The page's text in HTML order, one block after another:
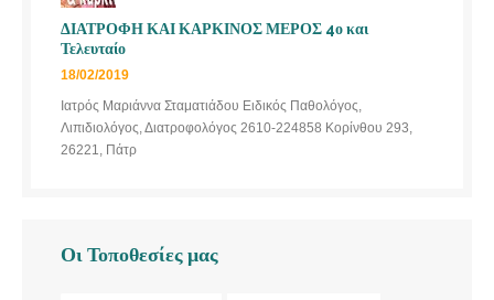
ΔΙΑΤΡΟΦΗ ΚΑΙ ΚΑΡΚΙΝΟΣ ΜΕΡΟΣ 4ο και
Τελευταίο
18/02/2019
Ιατρός Μαριάννα Σταματιάδου Ειδικός Παθολόγος,
Λιπιδιολόγος, Διατροφολόγος 2610-224858 Κορίνθου 293,
26221, Πάτρ
Οι Τοποθεσίες μας